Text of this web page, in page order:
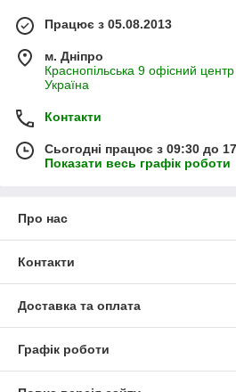
Працює з 05.08.2013
м. Дніпро
Краснопільська 9 офісний
Україна
Контакти
Сьогодні працює з 09:30 до
Показати весь графік роботи
Про нас
Контакти
Доставка та оплата
Графік роботи